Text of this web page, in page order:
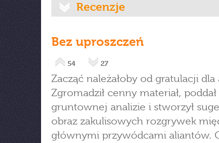
Recenzje
Bez uproszczeń
54 27
Zacząć należałoby od gratulacji dla
Zgromadził cenny materiał,
gruntownej analizie i stworzył
obraz zakulisowych rozgrywek
głównymi przywódcami aliantów.